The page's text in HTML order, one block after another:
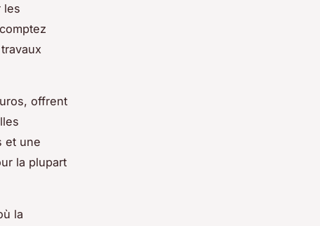
les
offrent
et une
la plupart
la